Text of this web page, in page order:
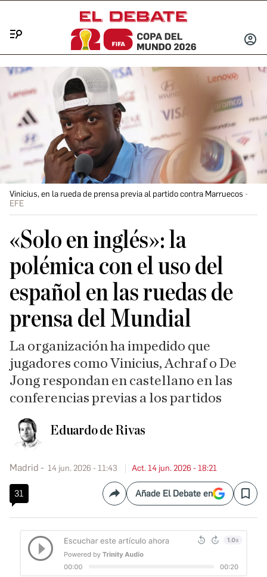
INICIAR
Vinicius, en la rueda de prensa previa al partido contra Marruecos
EFE
«Solo en inglés»: la
polémica con el uso del
español en las ruedas de
prensa del Mundial
La organización ha impedido que
jugadores como Vinicius, Achraf o De
Jong respondan en castellano en las
conferencias previas a los partidos
Eduardo de Rivas
Madrid 14 jun. 2026 - 11:43 Act. 14 jun. 2026 - 18:21
31 CompartirAñade El Debate en Save